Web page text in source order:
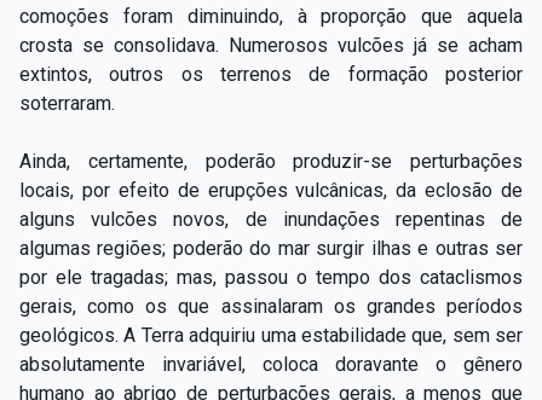
comoções foram diminuindo, à proporção que aquela
crosta se consolidava. Numerosos vulcões já se acham
extintos, outros os terrenos de formação posterior
soterraram.
Ainda, certamente, poderão produzir­-se perturbações
locais, por efeito de erupções vulcânicas, da eclosão de
alguns vulcões novos, de inundações repentinas de
algumas regiões; poderão do mar surgir ilhas e outras ser
por ele tragadas; mas, passou o tempo dos cataclismos
gerais, como os que assinalaram os grandes períodos
geológicos. A Terra adquiriu uma estabilidade que, sem ser
absolutamente invariável, coloca doravante o gênero
humano ao abrigo de perturbações gerais, a menos que